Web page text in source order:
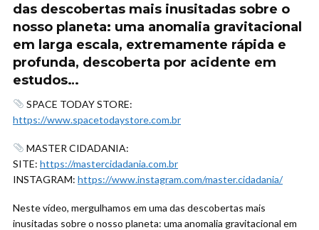
das descobertas mais inusitadas sobre o
nosso planeta: uma anomalia gravitacional
em larga escala, extremamente rápida e
profunda, descoberta por acidente em
estudos…
SPACE TODAY STORE:
https://www.spacetodaystore.com.br
MASTER CIDADANIA:
SITE: https://mastercidadania.com.br
INSTAGRAM: https://www.instagram.com/master.cidadania/
Neste vídeo, mergulhamos em uma das descobertas mais
inusitadas sobre o nosso planeta: uma anomalia gravitacional em